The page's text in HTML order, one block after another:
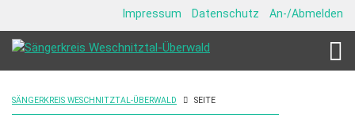
Impressum Datenschutz An-/Abmelden
SÄNGERKREIS WESCHNITZTAL-ÜBERWALD SEITE